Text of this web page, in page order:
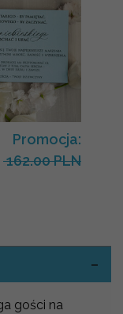
Promocja:
162.00 PLN
gości na